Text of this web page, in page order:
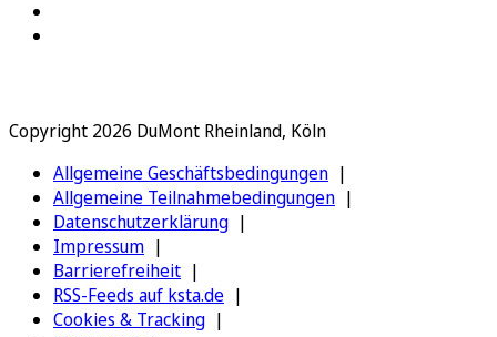
Copyright 2026 DuMont Rheinland, Köln
Allgemeine Geschäftsbedingungen
Allgemeine Teilnahmebedingungen
Datenschutzerklärung
Impressum
Barrierefreiheit
RSS-Feeds auf ksta.de
Cookies & Tracking